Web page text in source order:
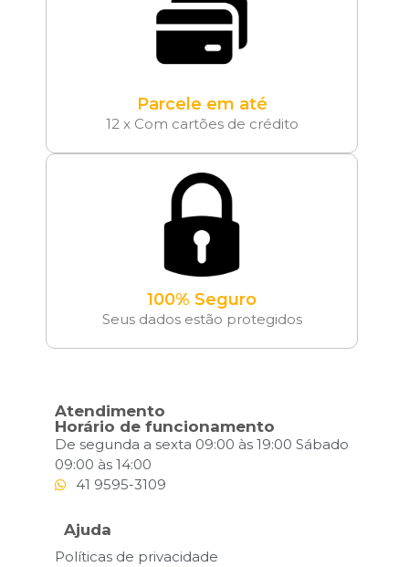
Parcele em até
12 x Com cartões de crédito
100% Seguro
Seus dados estão protegidos
Atendimento
Horário de funcionamento
De segunda a sexta 09:00 às 19:00 Sábado
09:00 às 14:00
41 9595-3109
Ajuda
Políticas de privacidade